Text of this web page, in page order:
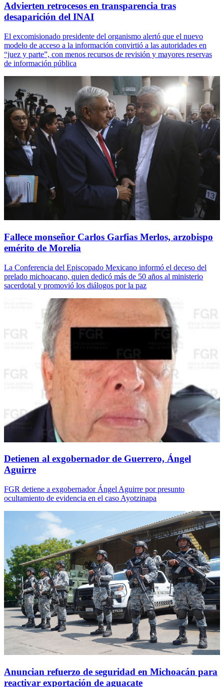
Advierten retrocesos en transparencia tras
desaparición del INAI
El excomisionado presidente del organismo alertó que el nuevo
modelo de acceso a la información convirtió a las autoridades en
“juez y parte”, con menos recursos de revisión y mayores reservas
de información pública
Fallece monseñor Carlos Garfias Merlos, arzobispo
emérito de Morelia
La Conferencia del Episcopado Mexicano informó el deceso del
prelado michoacano, quien dedicó más de 50 años al ministerio
sacerdotal y promovió los diálogos por la paz
Detienen al exgobernador de Guerrero, Ángel
Aguirre
FGR detiene a exgobernador Ángel Aguirre por presunto
ocultamiento de evidencia en el caso Ayotzinapa
Anuncian refuerzo de seguridad en Michoacán para
reactivar exportación de aguacate